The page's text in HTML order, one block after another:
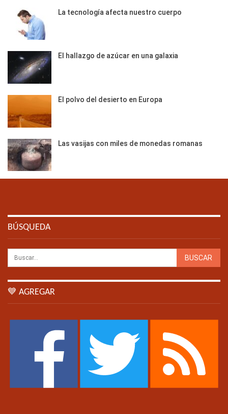
La tecnología afecta nuestro cuerpo
El hallazgo de azúcar en una galaxia
El polvo del desierto en Europa
Las vasijas con miles de monedas romanas
BÚSQUEDA
💙 AGREGAR